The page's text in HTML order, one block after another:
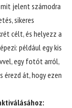
mit jelent számodra
sikeres
célt, és helyezz a
például egy kis
egy fotót arról,
érezd át, hogy ezen